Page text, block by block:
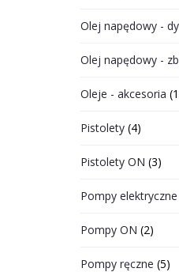
Olej napędowy -
Olej napędowy -
Oleje - akcesoria
Pistolety (4)
Pistolety ON (3)
Pompy elektryczne
Pompy ON (2)
Pompy ręczne (5)